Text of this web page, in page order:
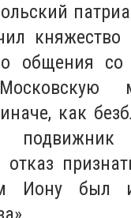
княжество
общения со
как
подвижник
отказ
Иону